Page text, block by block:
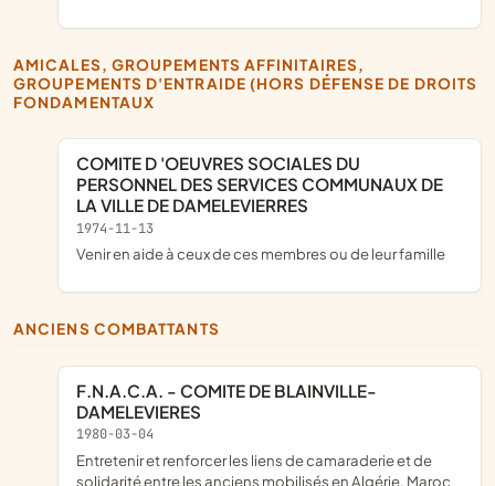
AMICALES, GROUPEMENTS AFFINITAIRES,
GROUPEMENTS D'ENTRAIDE (HORS DÉFENSE DE DROITS
FONDAMENTAUX
COMITE D 'OEUVRES SOCIALES DU
PERSONNEL DES SERVICES COMMUNAUX DE
LA VILLE DE DAMELEVIERRES
1974-11-13
venir en aide à ceux de ces membres ou de leur famille
ANCIENS COMBATTANTS
F.N.A.C.A. - COMITE DE BLAINVILLE-
DAMELEVIERES
1980-03-04
Entretenir et renforcer les liens de camaraderie et de
solidarité entre les anciens mobilisés en Algérie, Maroc